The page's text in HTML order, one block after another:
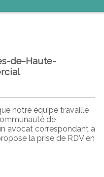
de-Haute-
notre équipe travaille
de
avocat correspondant à
la prise de RDV en